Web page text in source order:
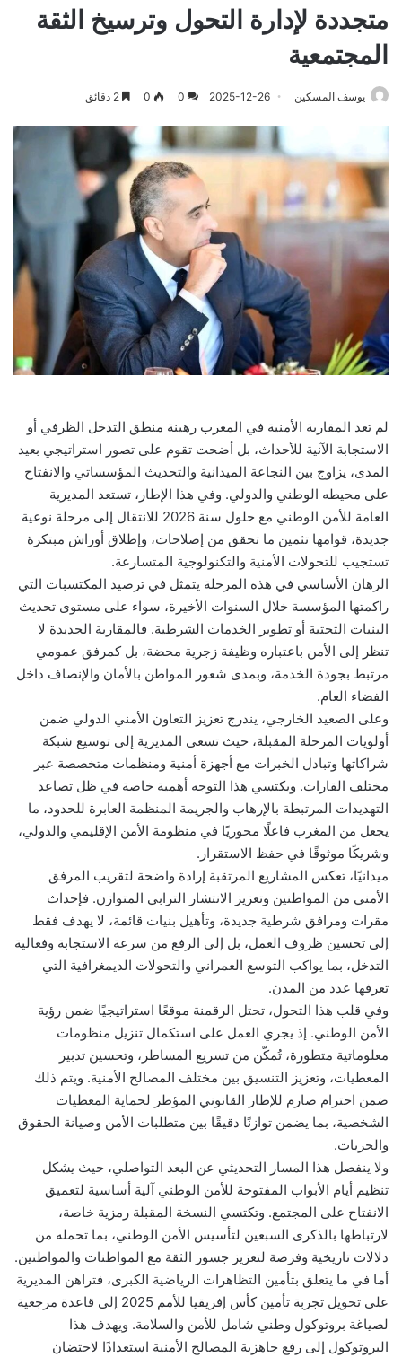
متجددة لإدارة التحول وترسيخ الثقة
المجتمعية
يوسف المسكين 2025-12-26
0
0
لم تعد المقاربة الأمنية في المغرب رهينة منطق التدخل الظرفي أو
الاستجابة الآنية للأحداث، بل أضحت تقوم على تصور استراتيجي بعيد
المدى، يزاوج بين النجاعة الميدانية والتحديث المؤسساتي والانفتاح
على محيطه الوطني والدولي. وفي هذا الإطار، تستعد المديرية
العامة للأمن الوطني مع حلول سنة 2026 للانتقال إلى مرحلة نوعية
جديدة، قوامها تثمين ما تحقق من إصلاحات، وإطلاق أوراش مبتكرة
تستجيب للتحولات الأمنية والتكنولوجية المتسارعة.
الرهان الأساسي في هذه المرحلة يتمثل في ترصيد المكتسبات التي
راكمتها المؤسسة خلال السنوات الأخيرة، سواء على مستوى تحديث
البنيات التحتية أو تطوير الخدمات الشرطية. فالمقاربة الجديدة لا
تنظر إلى الأمن باعتباره وظيفة زجرية محضة، بل كمرفق عمومي
مرتبط بجودة الخدمة، وبمدى شعور المواطن بالأمان والإنصاف داخل
الفضاء العام.
وعلى الصعيد الخارجي، يندرج تعزيز التعاون الأمني الدولي ضمن
أولويات المرحلة المقبلة، حيث تسعى المديرية إلى توسيع شبكة
شراكاتها وتبادل الخبرات مع أجهزة أمنية ومنظمات متخصصة عبر
مختلف القارات. ويكتسي هذا التوجه أهمية خاصة في ظل تصاعد
التهديدات المرتبطة بالإرهاب والجريمة المنظمة العابرة للحدود، ما
يجعل من المغرب فاعلًا محوريًا في منظومة الأمن الإقليمي والدولي،
وشريكًا موثوقًا في حفظ الاستقرار.
ميدانيًا، تعكس المشاريع المرتقبة إرادة واضحة لتقريب المرفق
الأمني من المواطنين وتعزيز الانتشار الترابي المتوازن. فإحداث
مقرات ومرافق شرطية جديدة، وتأهيل بنيات قائمة، لا يهدف فقط
إلى تحسين ظروف العمل، بل إلى الرفع من سرعة الاستجابة وفعالية
التدخل، بما يواكب التوسع العمراني والتحولات الديمغرافية التي
تعرفها عدد من المدن.
وفي قلب هذا التحول، تحتل الرقمنة موقعًا استراتيجيًا ضمن رؤية
الأمن الوطني. إذ يجري العمل على استكمال تنزيل منظومات
معلوماتية متطورة، تُمكّن من تسريع المساطر، وتحسين تدبير
المعطيات، وتعزيز التنسيق بين مختلف المصالح الأمنية. ويتم ذلك
ضمن احترام صارم للإطار القانوني المؤطر لحماية المعطيات
الشخصية، بما يضمن توازنًا دقيقًا بين متطلبات الأمن وصيانة الحقوق
والحريات.
ولا ينفصل هذا المسار التحديثي عن البعد التواصلي، حيث يشكل
تنظيم أيام الأبواب المفتوحة للأمن الوطني آلية أساسية لتعميق
الانفتاح على المجتمع. وتكتسي النسخة المقبلة رمزية خاصة،
لارتباطها بالذكرى السبعين لتأسيس الأمن الوطني، بما تحمله من
دلالات تاريخية وفرصة لتعزيز جسور الثقة مع المواطنات والمواطنين.
أما في ما يتعلق بتأمين التظاهرات الرياضية الكبرى، فتراهن المديرية
على تحويل تجربة تأمين كأس إفريقيا للأمم 2025 إلى قاعدة مرجعية
لصياغة بروتوكول وطني شامل للأمن والسلامة. ويهدف هذا
البروتوكول إلى رفع جاهزية المصالح الأمنية استعدادًا لاحتضان